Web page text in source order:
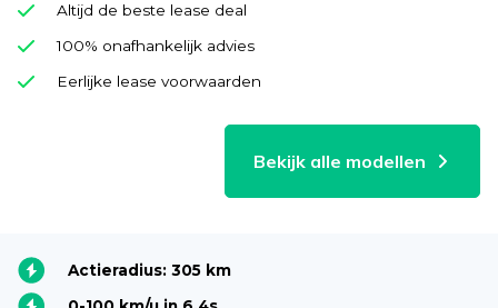
Bekijk alle modellen
Altijd de beste lease deal
100% onafhankelijk advies
Eerlijke lease voorwaarden
Actieradius: 305 km